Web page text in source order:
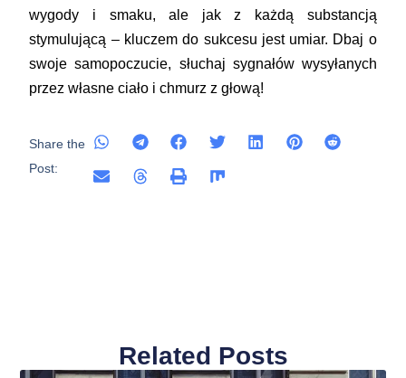
wygody i smaku, ale jak z każdą substancją
stymulującą – kluczem do sukcesu jest umiar. Dbaj o
swoje samopoczucie, słuchaj sygnałów wysyłanych
przez własne ciało i chmurz z głową!
Share the
Post:
Related Posts